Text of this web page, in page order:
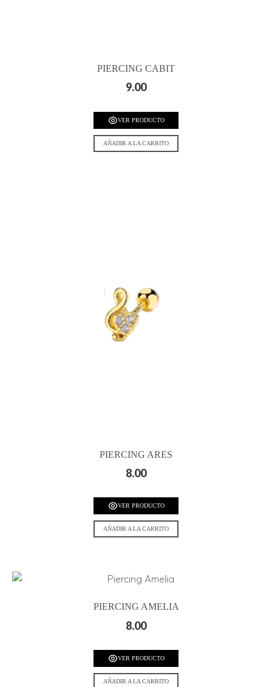
PIERCING CABIT
9.00
VER PRODUCTO
AÑADIR A LA CARRITO
PIERCING ARES
8.00
VER PRODUCTO
AÑADIR A LA CARRITO
PIERCING AMELIA
8.00
VER PRODUCTO
AÑADIR A LA CARRITO